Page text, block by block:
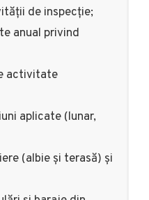
de inspecție;
anual privind
activitate
aplicate (lunar,
(albie și terasă) și